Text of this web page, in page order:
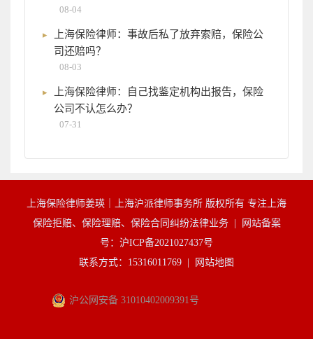
08-04
上海保险律师：事故后私了放弃索赔，保险公
司还赔吗？
08-03
上海保险律师：自己找鉴定机构出报告，保险
公司不认怎么办？
07-31
上海保险律师姜瑛｜上海沪派律师事务所 版权所有 专注上海
保险拒赔、保险理赔、保险合同纠纷法律业务 |
网站备案
号：沪ICP备2021027437号
联系方式：15316011769 |
网站地图
沪公网安备 31010402009391号